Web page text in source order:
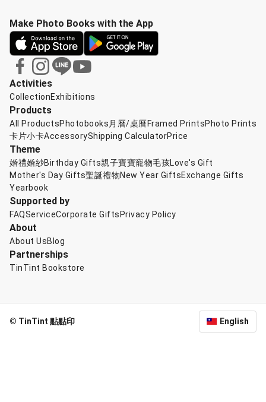
Activities
CollectionExhibitions
Products
All ProductsPhotobooks 月曆/桌曆 Framed PrintsPhoto Prints
卡片小卡AccessoryShipping CalculatorPrice
Theme
婚禮婚紗Birthday Gifts親子寶寶寵物毛孩Love's Gift
Mother's Day Gifts聖誕禮物New Year GiftsExchange Gifts
Yearbook
Supported by
FAQServiceCorporate Gifts Privacy Policy
About
About UsBlog
Partnerships
TinTint Bookstore
Make Photo Books with the App
© TinTint 點點印 English